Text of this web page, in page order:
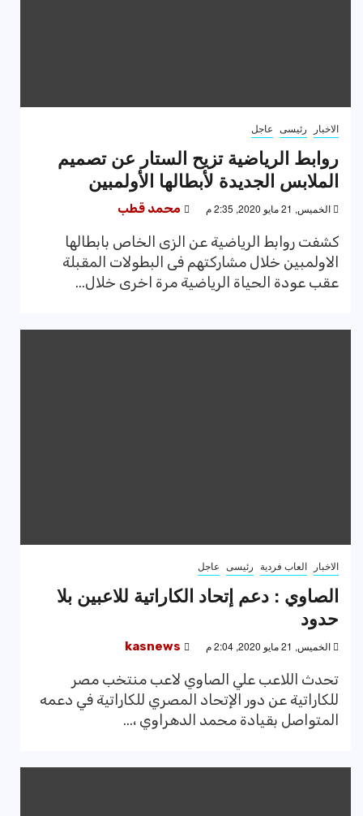
الاخبار رئيسى عاجل
روابط الرياضية تزيح الستار عن تصميم
الملابس الجديدة لأبطالها الأولمبين
الخميس, 21 مايو 2020, 2:35 م محمد قطب
كشفت روابط الرياضية عن الزى الخاص بابطالها
الاولمبين خلال مشاركتهم فى البطولات المقبلة
عقب عودة الحياة الرياضية مرة اخرى خلال...
الاخبار العاب فردية رئيسى عاجل
الصاوي : دعم إتحاد الكاراتية للاعبين بلا
حدود
الخميس, 21 مايو 2020, 2:04 م kasnews
تحدث اللاعب علي الصاوي لاعب منتخب مصر
للكاراتية عن دور الإتحاد المصري للكاراتية في دعمه
المتواصل بقيادة محمد الدهراوي ،...